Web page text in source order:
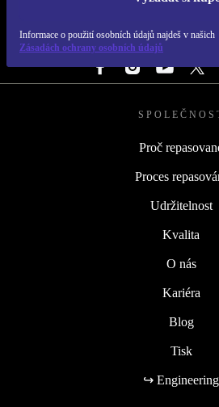
Informace o použití osobních údajů najdeš v našich
Zásadách ochrany osobních údajů
REFURBED ČESKO -
SLEDUJ NÁS
Proč
Proces
Udržitelnost
Kvalita
O nás
Kariéra
Blog
Tisk
↪ Engineering